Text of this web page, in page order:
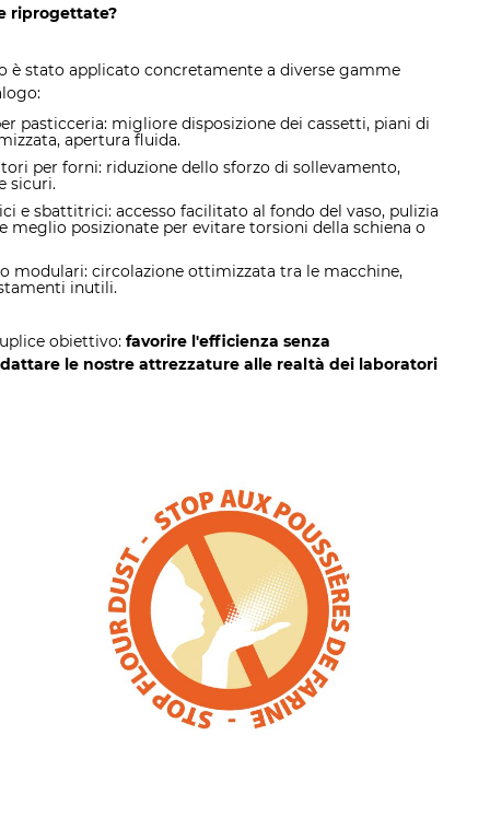
riprogettate?
è stato applicato concretamente a diverse gamme
pasticceria: migliore disposizione dei cassetti, piani di
apertura fluida.
per forni: riduzione dello sforzo di sollevamento,
sicuri.
e sbattitrici: accesso facilitato al fondo del vaso, pulizia
meglio posizionate per evitare torsioni della schiena o
modulari: circolazione ottimizzata tra le macchine,
inutili.
obiettivo: favorire l'efficienza senza
le nostre attrezzature alle realtà dei laboratori